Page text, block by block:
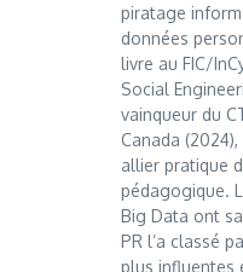
piratage
données
livre au FIC/
Social
vainqueur du
Canada
allier pratique
pédagogique.
Big Data ont
PR l’a classé
plus influentes